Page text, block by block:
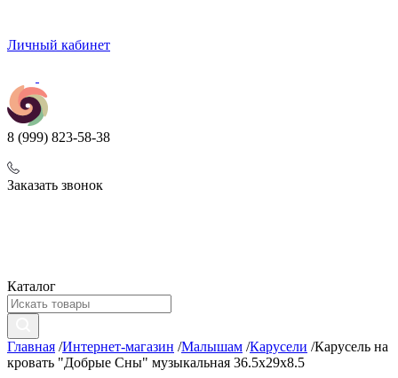
Личный кабинет
8 (999) 823-58-38
Заказать звонок
Каталог
Главная /Интернет-магазин /Малышам /Карусели /Карусель на
кровать "Добрые Сны" музыкальная 36.5х29х8.5